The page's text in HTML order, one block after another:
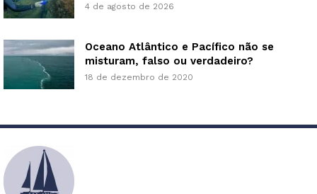
4 de agosto de 2026
Oceano Atlântico e Pacífico não se
misturam, falso ou verdadeiro?
18 de dezembro de 2020